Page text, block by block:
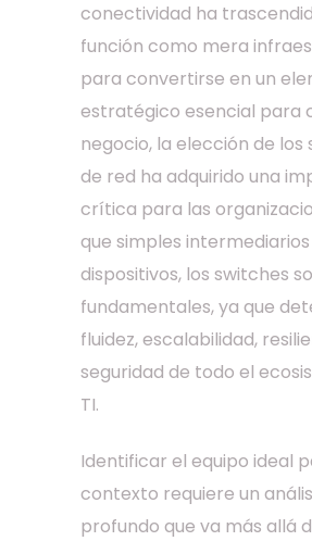
conectividad ha
función como mera
para convertirse en un
estratégico esencial para
negocio, la elección de los
de red ha adquirido una
crítica para las
que simples
dispositivos, los switches
fundamentales, ya que
fluidez, escalabilidad,
seguridad de todo el
TI.
Identificar el equipo ideal
contexto requiere un
profundo que va más allá